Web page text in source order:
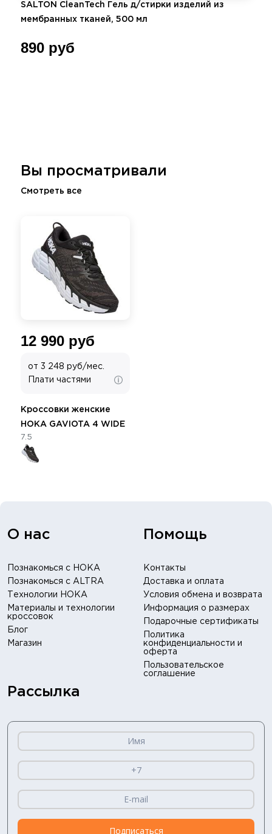
SALTON CleanTech Гель д/стирки изделий из
мембранных тканей, 500 мл
890 руб
Вы просматривали
Смотреть все
12 990 руб
от 3 248 руб/мес.
Плати частями
Кроссовки женские
HOKA GAVIOTA 4 WIDE
7.5
О нас
Познакомься с HOKA
Познакомься с ALTRA
Технологии HOKA
Материалы и технологии
кроссовок
Блог
Магазин
Помощь
Контакты
Доставка и оплата
Условия обмена и возврата
Информация о размерах
Подарочные сертификаты
Политика
конфиденциальности и
оферта
Пользовательское
соглашение
Рассылка
Подписаться